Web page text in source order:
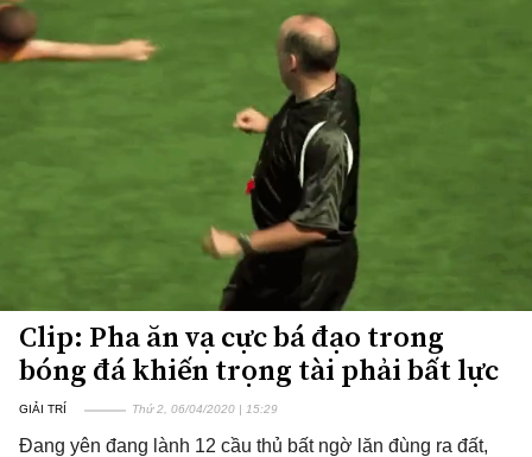
Clip: Pha ăn vạ cực bá đạo trong
bóng đá khiến trọng tài phải bất lực
GIẢI TRÍ Thứ 2, 06/04/2020 | 15:29
Đang yên đang lành 12 cầu thủ bất ngờ lăn đùng ra đất,